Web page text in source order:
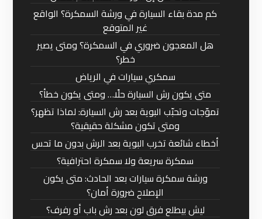
كم مدة بقاء السيارة في ورشة السمكرة؟ الواقع
غير المتوقع
هل المعجون ضروري في السمكرة؟ ومتى يصير
خطر؟
سمكري سيارات في الرياض
متى يكون رش السيارة حلًا… ومتى يكون خطأ؟
تموّجات وتحبّب البوية بعد رش السيارة: لماذا تظهر؟
ومتى تكون مشكلة حقيقية؟
أخطاء شائعة تخرب البوية بعد الرش بدون ما تحس
سمكرة سريعة ولا سمكرة احترافية؟
ورشة سمكرة سيارات بعد الحادث: متى يكون
الإصلاح ضرورة أمان؟
ليش بيطلع فرق لون بعد رش باب أو رفرف؟